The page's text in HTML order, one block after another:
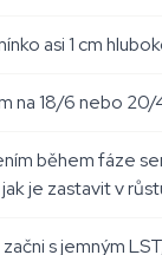
asi 1 cm
na 18/6 nebo
během fáze
je zastavit v
s jemným